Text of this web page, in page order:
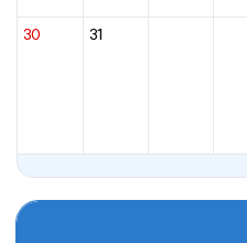
30 31